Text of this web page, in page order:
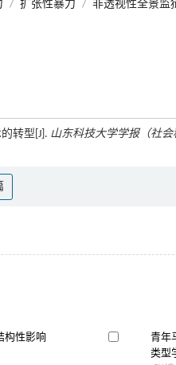
/ 扩张性暴力 / 非透视性全景监
转型[J]. 山东科技大学学报（社会